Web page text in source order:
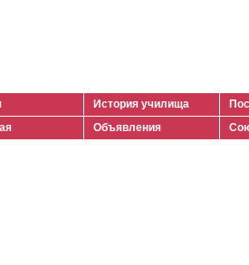
История училища
Объявления